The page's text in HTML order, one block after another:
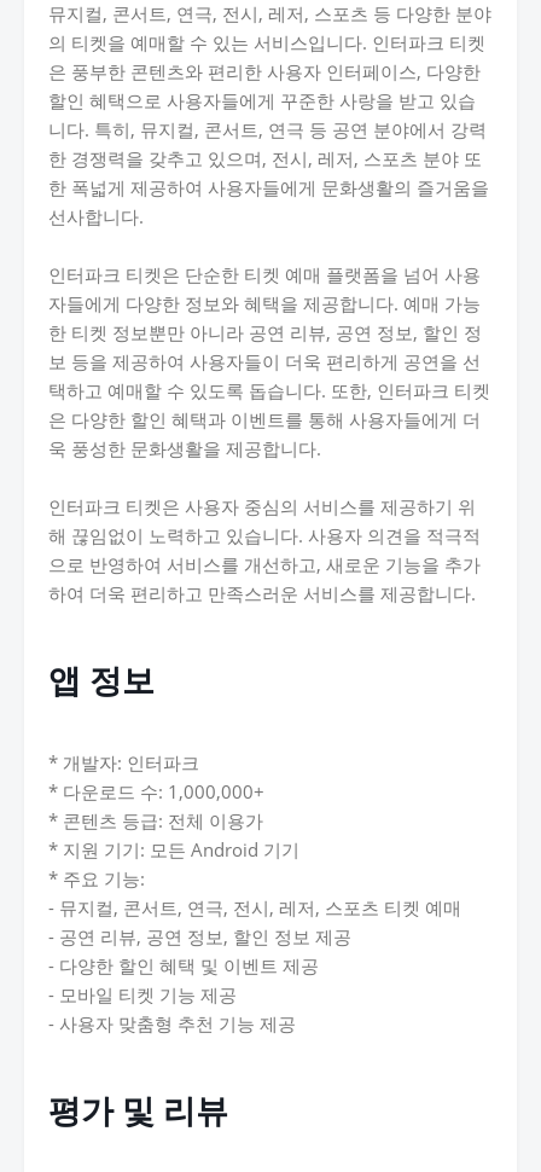
뮤지컬, 콘서트, 연극, 전시, 레저, 스포츠 등 다양한 분야
의 티켓을 예매할 수 있는 서비스입니다. 인터파크 티켓
은 풍부한 콘텐츠와 편리한 사용자 인터페이스, 다양한
할인 혜택으로 사용자들에게 꾸준한 사랑을 받고 있습
니다. 특히, 뮤지컬, 콘서트, 연극 등 공연 분야에서 강력
한 경쟁력을 갖추고 있으며, 전시, 레저, 스포츠 분야 또
한 폭넓게 제공하여 사용자들에게 문화생활의 즐거움을
선사합니다.
인터파크 티켓은 단순한 티켓 예매 플랫폼을 넘어 사용
자들에게 다양한 정보와 혜택을 제공합니다. 예매 가능
한 티켓 정보뿐만 아니라 공연 리뷰, 공연 정보, 할인 정
보 등을 제공하여 사용자들이 더욱 편리하게 공연을 선
택하고 예매할 수 있도록 돕습니다. 또한, 인터파크 티켓
은 다양한 할인 혜택과 이벤트를 통해 사용자들에게 더
욱 풍성한 문화생활을 제공합니다.
인터파크 티켓은 사용자 중심의 서비스를 제공하기 위
해 끊임없이 노력하고 있습니다. 사용자 의견을 적극적
으로 반영하여 서비스를 개선하고, 새로운 기능을 추가
하여 더욱 편리하고 만족스러운 서비스를 제공합니다.
앱 정보
* 개발자: 인터파크
* 다운로드 수: 1,000,000+
* 콘텐츠 등급: 전체 이용가
* 지원 기기: 모든 Android 기기
* 주요 기능:
- 뮤지컬, 콘서트, 연극, 전시, 레저, 스포츠 티켓 예매
- 공연 리뷰, 공연 정보, 할인 정보 제공
- 다양한 할인 혜택 및 이벤트 제공
- 모바일 티켓 기능 제공
- 사용자 맞춤형 추천 기능 제공
평가 및 리뷰